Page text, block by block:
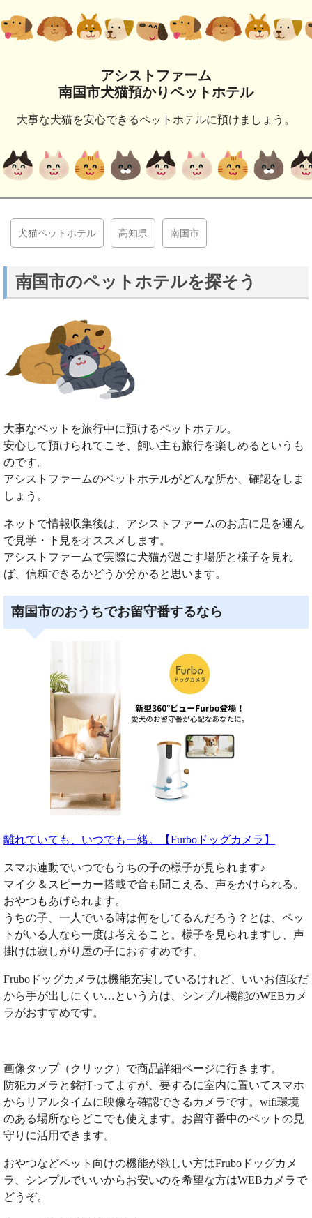
アシストファーム
南国市犬猫預かりペットホテル
大事な犬猫を安心できるペットホテルに預けましょう。
犬猫ペットホテル 高知県 南国市
南国市のペットホテルを探そう
大事なペットを旅行中に預けるペットホテル。
安心して預けられてこそ、飼い主も旅行を楽しめるというも
のです。
アシストファームのペットホテルがどんな所か、確認をしま
しょう。
ネットで情報収集後は、アシストファームのお店に足を運ん
で見学・下見をオススメします。
アシストファームで実際に犬猫が過ごす場所と様子を見れ
ば、信頼できるかどうか分かると思います。
南国市のおうちでお留守番するなら
離れていても、いつでも一緒。【Furboドッグカメラ】
スマホ連動でいつでもうちの子の様子が見られます♪
マイク＆スピーカー搭載で音も聞こえる、声をかけられる。
おやつもあげられます。
うちの子、一人でいる時は何をしてるんだろう？とは、ペッ
トがいる人なら一度は考えること。様子を見られますし、声
掛けは寂しがり屋の子におすすめです。
Fruboドッグカメラは機能充実しているけれど、いいお値段だ
から手が出しにくい…という方は、シンプル機能のWEBカメ
ラがおすすめです。
画像タップ（クリック）で商品詳細ページに行きます。
防犯カメラと銘打ってますが、要するに室内に置いてスマホ
からリアルタイムに映像を確認できるカメラです。wifi環境
のある場所ならどこでも使えます。お留守番中のペットの見
守りに活用できます。
おやつなどペット向けの機能が欲しい方はFruboドッグカメ
ラ、シンプルでいいからお安いのを希望な方はWEBカメラで
どうぞ。